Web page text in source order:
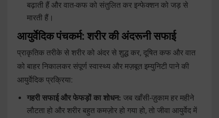
बढ़ाती हैं और वात-कफ को संतुलित कर इन्फेक्शन को जड़ से
मारती हैं।
आयुर्वेदिक पंचकर्म: शरीर की अंदरूनी सफाई
प्राकृतिक तरीके से शरीर को अंदर से शुद्ध कर, दूषित कफ और वात
को बाहर निकालकर संपूर्ण स्वास्थ्य और मज़बूत इम्युनिटी पाने की
आयुर्वेदिक प्रक्रिया:
गहरी सफाई और फेफड़ों का शोधन: जब खाँसी-ज़ुकाम हर महीने
लौटता हो और शरीर बहुत कमज़ोर हो गया हो, तो जीवा आयुर्वेद में